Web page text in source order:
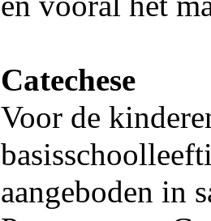
Catechese
Voor de
aangeboden in